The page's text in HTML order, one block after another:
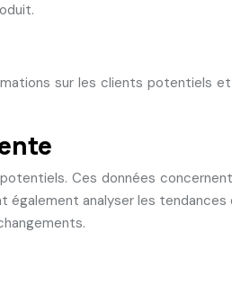
sur les clients potentiels
Ces données
analyser les